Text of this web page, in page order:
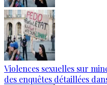
Violences sexuelles sur
des enquêtes détaillées